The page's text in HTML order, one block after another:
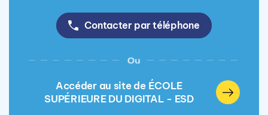
Contacter par téléphone
Ou
Accéder au site de ÉCOLE
SUPÉRIEURE DU DIGITAL - ESD